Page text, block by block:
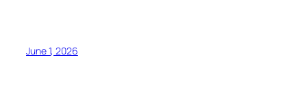
June 1, 2026